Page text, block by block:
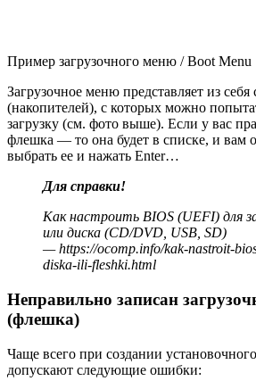
Пример загрузочного меню / Boot Menu
Загрузочное меню представляет из себя
(накопителей), с которых можно
загрузку (см. фото выше). Если у вас
флешка — то она будет в списке, и вам
выбрать ее и нажать Enter…
Для справки!
Как настроить BIOS (UEFI) для
или диска (CD/DVD, USB, SD)
—https://ocomp.info/kak-nastroit-
diska-ili-fleshki.html
Неправильно записан
(флешка)
Чаще всего при создании
допускают следующие ошибки: